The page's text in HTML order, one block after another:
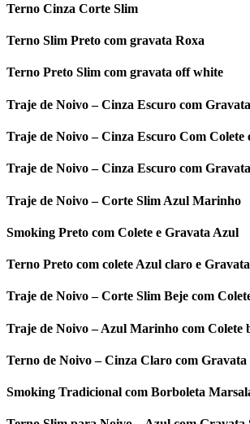
Terno Cinza Corte Slim
Terno Slim Preto com gravata Roxa
Terno Preto Slim com gravata off white
Traje de Noivo – Cinza Escuro com
Traje de Noivo – Cinza Escuro Com Colete
Traje de Noivo – Cinza Escuro com
Traje de Noivo – Corte Slim Azul Marinho
Smoking Preto com Colete e Gravata Azul
Terno Preto com colete Azul claro e
Traje de Noivo – Corte Slim Beje com
Traje de Noivo – Azul Marinho com Colete
Terno de Noivo – Cinza Claro com Gravata
Smoking Tradicional com Borboleta